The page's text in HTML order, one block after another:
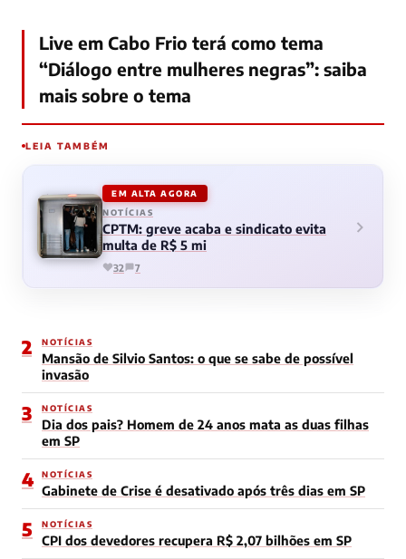
Live em Cabo Frio terá como tema
“Diálogo entre mulheres negras”: saiba
mais sobre o tema
LEIA TAMBÉM
EM ALTA AGORA
NOTÍCIAS
CPTM: greve acaba e sindicato evita
multa de R$ 5 mi
32 7
2 NOTÍCIAS
Mansão de Silvio Santos: o que se sabe de possível
invasão
3 NOTÍCIAS
Dia dos pais? Homem de 24 anos mata as duas filhas
em SP
4 NOTÍCIAS
Gabinete de Crise é desativado após três dias em SP
5 NOTÍCIAS
CPI dos devedores recupera R$ 2,07 bilhões em SP